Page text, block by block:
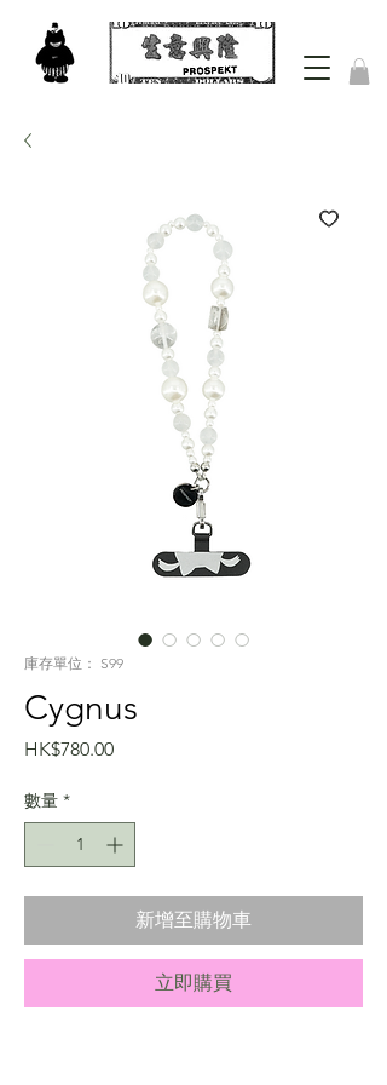
庫存單位： S99
Cygnus
HK$780.00價
數量 *
新增至購物車
立即購買